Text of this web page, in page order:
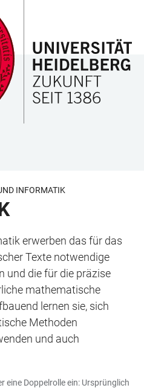
INFORMATIK
erwerben das für das
Texte notwendige
und die für die präzise
mathematische
lernen sie, sich
Methoden
und auch
eine Doppelrolle ein: Ursprünglich